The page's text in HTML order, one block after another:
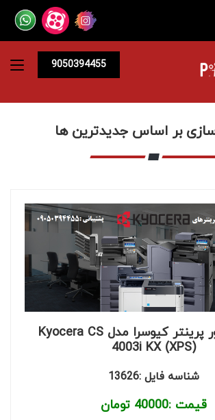
9050394455
بر اساس جدیدترین ها
دانلود درایور پرینتر کیوسرا مدل Kyocera CS
4003i KX (XPS)
شناسه فایل :13626
قیمت :40000 تومان